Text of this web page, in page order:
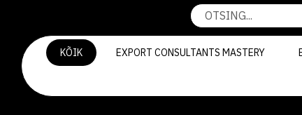
KÕIK EXPORT CONSULTANTS MASTERY